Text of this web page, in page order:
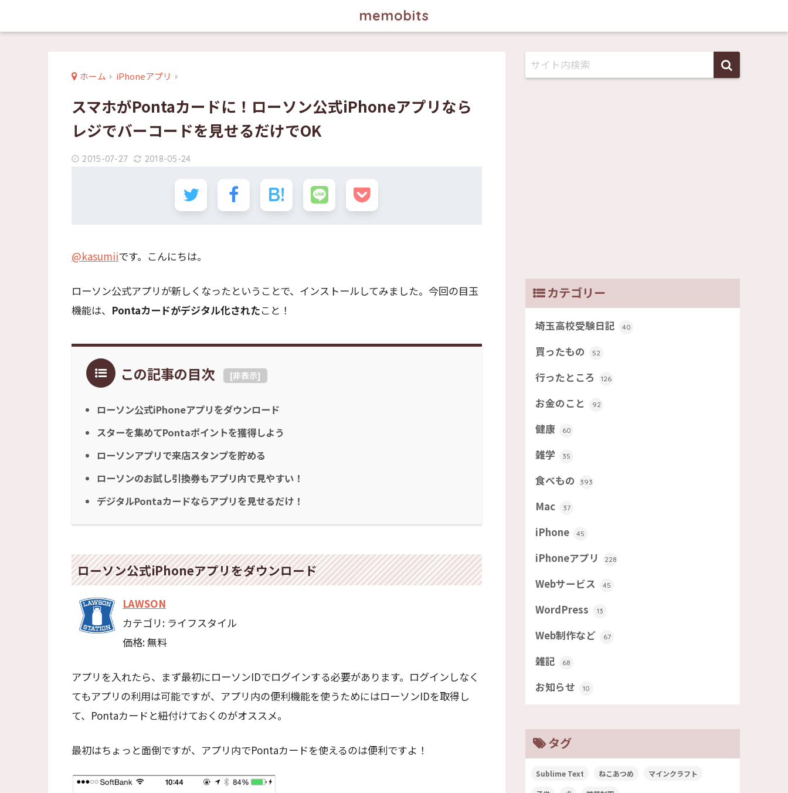
memobits
ホーム iPhoneアプリ
スマホがPontaカードに！ローソン公式iPhoneアプリなら
レジでバーコードを見せるだけでOK
2015-07-27 2018-05-24
@kasumiiです。こんにちは。
ローソン公式アプリが新しくなったということで、インストールしてみました。今回の目玉
機能は、 Pontaカードがデジタル化されたこと！
この記事の目次 [非表示]
ローソン公式iPhoneアプリをダウンロード
スターを集めてPontaポイントを獲得しよう
ローソンアプリで来店スタンプを貯める
ローソンのお試し引換券もアプリ内で見やすい！
デジタルPontaカードならアプリを見せるだけ！
ローソン公式iPhoneアプリをダウンロード
LAWSON
カテゴリ: ライフスタイル
価格: 無料
アプリを入れたら、まず最初にローソンIDでログインする必要があります。ログインしなく
てもアプリの利用は可能ですが、アプリ内の便利機能を使うためにはローソンIDを取得し
て、Pontaカードと紐付けておくのがオススメ。
最初はちょっと面倒ですが、アプリ内でPontaカードを使えるのは便利ですよ！
カテゴリー
埼玉高校受験日記 40
買ったもの 52
行ったところ 126
お金のこと 92
健康 60
雑学 35
食べもの 393
Mac 37
iPhone 45
iPhoneアプリ 228
Webサービス 45
WordPress 13
Web制作など 67
雑記 68
お知らせ 10
タグ
Sublime Text ねこあつめ マインクラフト